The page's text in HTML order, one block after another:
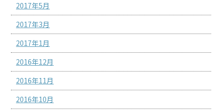
2017年5月
2017年3月
2017年1月
2016年12月
2016年11月
2016年10月